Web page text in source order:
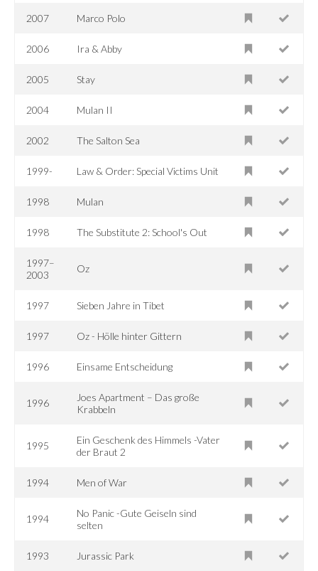
2007 Marco Polo
2006 Ira & Abby
2005 Stay
2004 Mulan II
2002 The Salton Sea
1999- Law & Order: Special Victims Unit
1998 Mulan
1998 The Substitute 2: School's Out
1997–
2003
Oz
1997 Sieben Jahre in Tibet
1997 Oz - Hölle hinter Gittern
1996 Einsame Entscheidung
1996
Joes Apartment – Das große
Krabbeln
1995
Ein Geschenk des Himmels -Vater
der Braut 2
1994 Men of War
1994
No Panic -Gute Geiseln sind
selten
1993 Jurassic Park